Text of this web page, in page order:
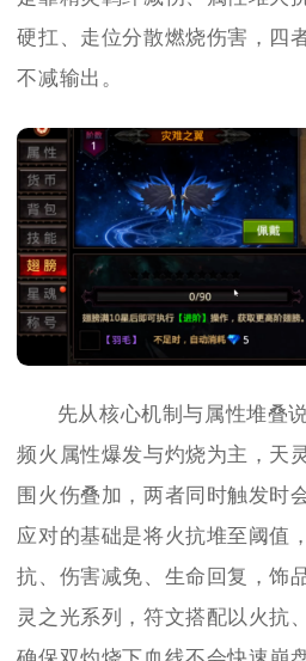
硬扛、走位分散燃烧伤害，四
不减输出。
先从核心机制与属性堆叠
频火属性爆发与灼烧为主，天
围火伤叠加，两者同时触发时
应对的基础是将火抗堆至阈值
抗、伤害减免、生命回复，饰
灵之光系列，符文搭配以火抗